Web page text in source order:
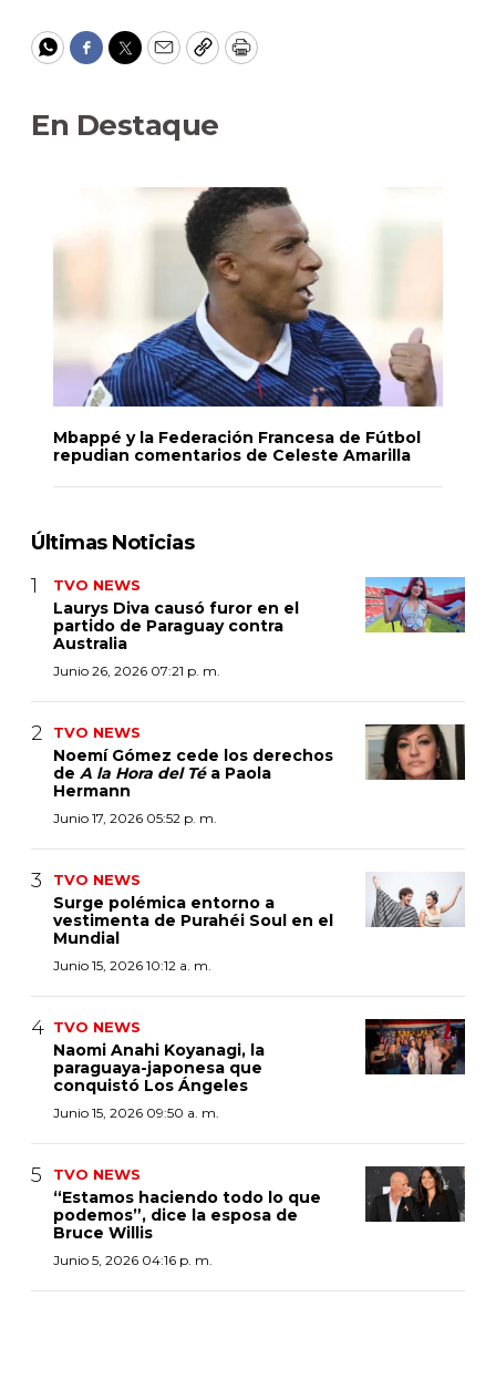
WhatsApp
Facebook
Twitter
EmailCopyPrint
En Destaque
Mbappé y la Federación Francesa de Fútbol
repudian comentarios de Celeste Amarilla
Últimas Noticias
TVO NEWS
Laurys Diva causó furor en el
partido de Paraguay contra
Australia
Junio 26, 2026 07:21 p. m.
TVO NEWS
Noemí Gómez cede los derechos
de A la Hora del Té a Paola
Hermann
Junio 17, 2026 05:52 p. m.
TVO NEWS
Surge polémica entorno a
vestimenta de Purahéi Soul en el
Mundial
Junio 15, 2026 10:12 a. m.
TVO NEWS
Naomi Anahi Koyanagi, la
paraguaya-japonesa que
conquistó Los Ángeles
Junio 15, 2026 09:50 a. m.
TVO NEWS
“Estamos haciendo todo lo que
podemos”, dice la esposa de
Bruce Willis
Junio 5, 2026 04:16 p. m.